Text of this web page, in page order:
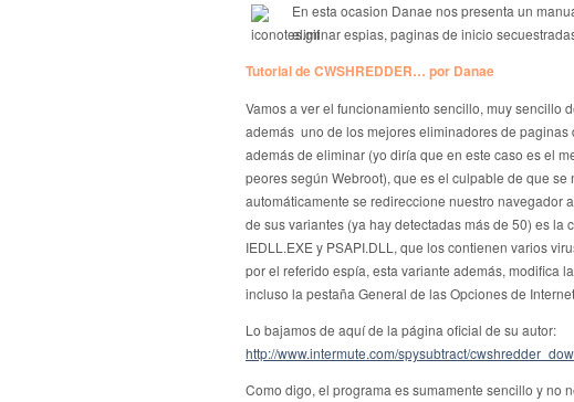
En esta ocasion Danae nos presenta un
eliminar espias, paginas de inicio
Tutorial de CWSHREDDER… por Danae
Vamos a ver el funcionamiento sencillo, muy sencillo
además uno de los mejores eliminadores de
además de eliminar (yo diría que en este caso es el
peores según Webroot), que es el culpable de que
automáticamente se redireccione nuestro navegador
de sus variantes (ya hay detectadas más de 50) es
IEDLL.EXE y PSAPI.DLL, que los contienen varios
por el referido espía, esta variante además, modifica
incluso la pestaña General de las Opciones de
Lo bajamos de aquí de la página oficial de su autor:
http://www.intermute.com/spysubtract/
Como digo, el programa es sumamente sencillo y no